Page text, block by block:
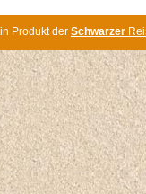
Produkt der Schwarzer